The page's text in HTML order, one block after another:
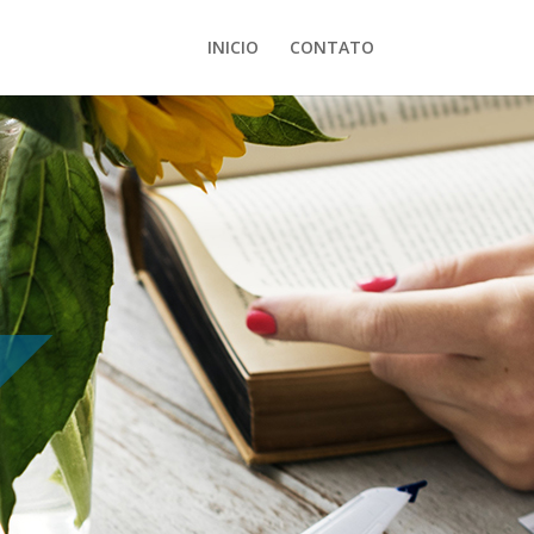
INICIO CONTATO